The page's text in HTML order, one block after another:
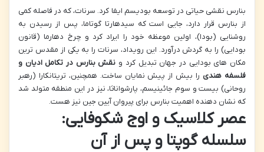
بنارس نقشی حیاتی در توسعه بودیسم ایفا کرد. سرنات، که در فاصله کمی
از بنارس قرار دارد، جایی است که سیدهارتا گوتاما، پس از رسیدن به
روشنایی (بودا)، اولین موعظه خود را ایراد کرد و چرخ دهارما (قانون
بودایی) را به گردش درآورد. این رویداد، سرنات را به یکی از مقدس ترین
مکان های بودایی در جهان تبدیل کرد و نقش بنارس در تکامل ادیان و
فلسفه هندی را بیش از پیش نمایان ساخت. همچنین، تریتانکارا (رهبر
روحانی) بیست و سوم جائینیسم، پارشواناثا، نیز در این منطقه متولد شد
که نشان دهنده اهمیت بنارس برای پیروان آیین جین نیز هست.
عصر کلاسیک و اوج شکوفایی:
سلسله گوپتا و پس از آن